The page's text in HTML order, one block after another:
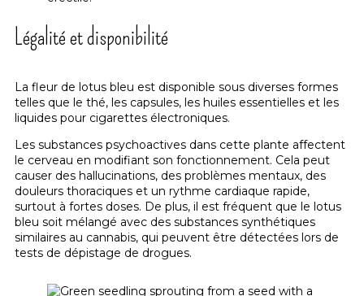
Légalité et disponibilité
La fleur de lotus bleu est disponible sous diverses formes
telles que le thé, les capsules, les huiles essentielles et les
liquides pour cigarettes électroniques.
Les substances psychoactives dans cette plante affectent
le cerveau en modifiant son fonctionnement. Cela peut
causer des hallucinations, des problèmes mentaux, des
douleurs thoraciques et un rythme cardiaque rapide,
surtout à fortes doses. De plus, il est fréquent que le lotus
bleu soit mélangé avec des substances synthétiques
similaires au cannabis, qui peuvent être détectées lors de
tests de dépistage de drogues.